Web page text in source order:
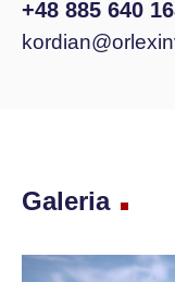
+48 885 640
Galeria